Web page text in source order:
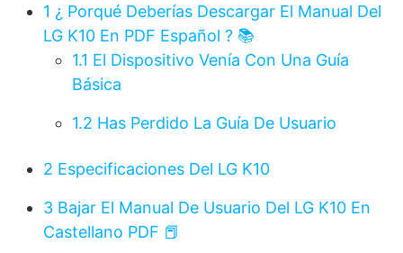
1 ¿ Porqué Deberías Descargar El Manual Del
LG K10 En PDF Español ? 📚
1.1 El Dispositivo Venía Con Una Guía
Básica
1.2 Has Perdido La Guía De Usuario
2 Especificaciones Del LG K10
3 Bajar El Manual De Usuario Del LG K10 En
Castellano PDF 📕